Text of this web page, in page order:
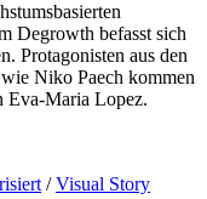
Degrowth befasst sich
Protagonisten aus den
Niko Paech kommen
Eva-Maria Lopez.
/Visual Story